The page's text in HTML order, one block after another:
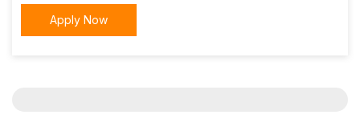
Apply Now